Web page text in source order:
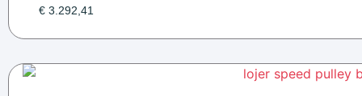
€3.292,41